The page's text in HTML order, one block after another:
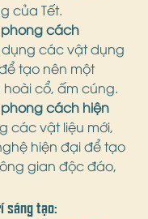
của Tết.
phong cách
dụng các vật dụng
tạo nên một
cổ, ấm cúng.
phong cách hiện
các vật liệu mới,
hiện đại để tạo
gian độc đáo,
sáng tạo: